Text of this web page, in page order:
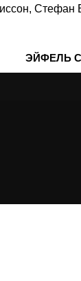
Стефан
ЭЙФЕЛЬ